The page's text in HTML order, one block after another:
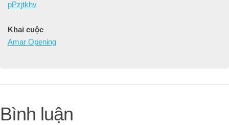
pPzjtkhv
Khai cuộc
Amar Opening
Bình luận